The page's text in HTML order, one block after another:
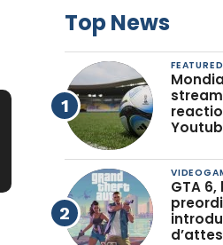
Top News
GTA